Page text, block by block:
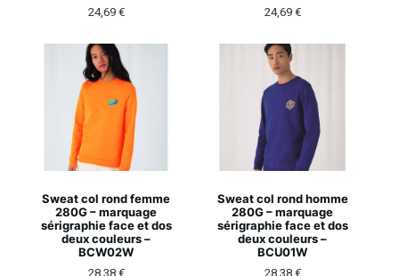
24,69 € 24,69 €
Sweat col rond femme
280G – marquage
sérigraphie face et dos
deux couleurs –
BCW02W
28,38 €
Sweat col rond homme
280G – marquage
sérigraphie face et dos
deux couleurs –
BCU01W
28,38 €